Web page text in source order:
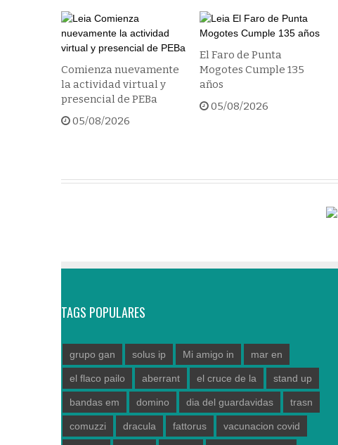
Comienza nuevamente
la actividad virtual y
presencial de PEBa
05/08/2026
El Faro de Punta
Mogotes Cumple 135
años
05/08/2026
TAGS POPULARES
grupo gan solus ip Mi amigo in mar en
el flaco pailo aberrant el cruce de la stand up
bandas em domino dia del guardavidas trasn
comuzzi dracula fattorus vacunacion covid